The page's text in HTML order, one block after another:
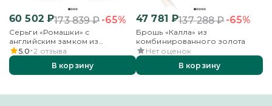
60 502₽173 839₽-65%
Серьги «Ромашки» с
английским замком из
комбинированного золота
5.0 2 отзыва
В корзину
47 781 ₽137 288₽-65%
Брошь «Калла» из
комбинированного золота
Нет оценок
В корзину